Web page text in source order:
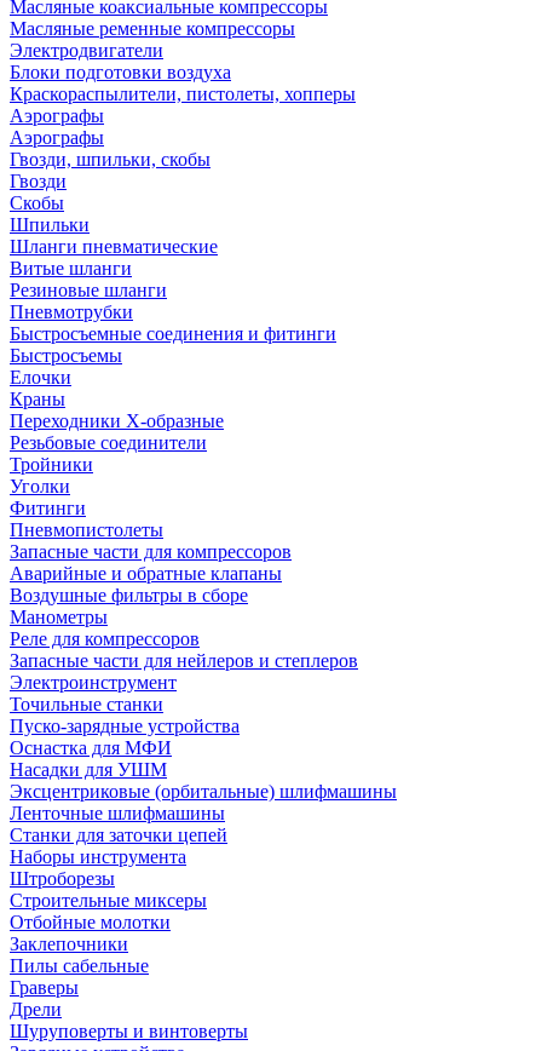
Масляные коаксиальные компрессоры
Масляные ременные компрессоры
Электродвигатели
Блоки подготовки воздуха
Краскораспылители, пистолеты, хопперы
Аэрографы
Аэрографы
Гвозди, шпильки, скобы
Гвозди
Скобы
Шпильки
Шланги пневматические
Витые шланги
Резиновые шланги
Пневмотрубки
Быстросъемные соединения и фитинги
Быстросъемы
Елочки
Краны
Переходники Х-образные
Резьбовые соединители
Тройники
Уголки
Фитинги
Пневмопистолеты
Запасные части для компрессоров
Аварийные и обратные клапаны
Воздушные фильтры в сборе
Манометры
Реле для компрессоров
Запасные части для нейлеров и степлеров
Электроинструмент
Точильные станки
Пуско-зарядные устройства
Оснастка для МФИ
Насадки для УШМ
Эксцентриковые (орбитальные) шлифмашины
Ленточные шлифмашины
Станки для заточки цепей
Наборы инструмента
Штроборезы
Строительные миксеры
Отбойные молотки
Заклепочники
Пилы сабельные
Граверы
Дрели
Шуруповерты и винтоверты